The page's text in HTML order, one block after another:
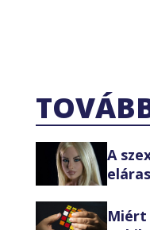
A
Miért